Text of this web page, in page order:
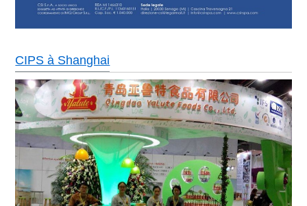
CIPS à Shanghai